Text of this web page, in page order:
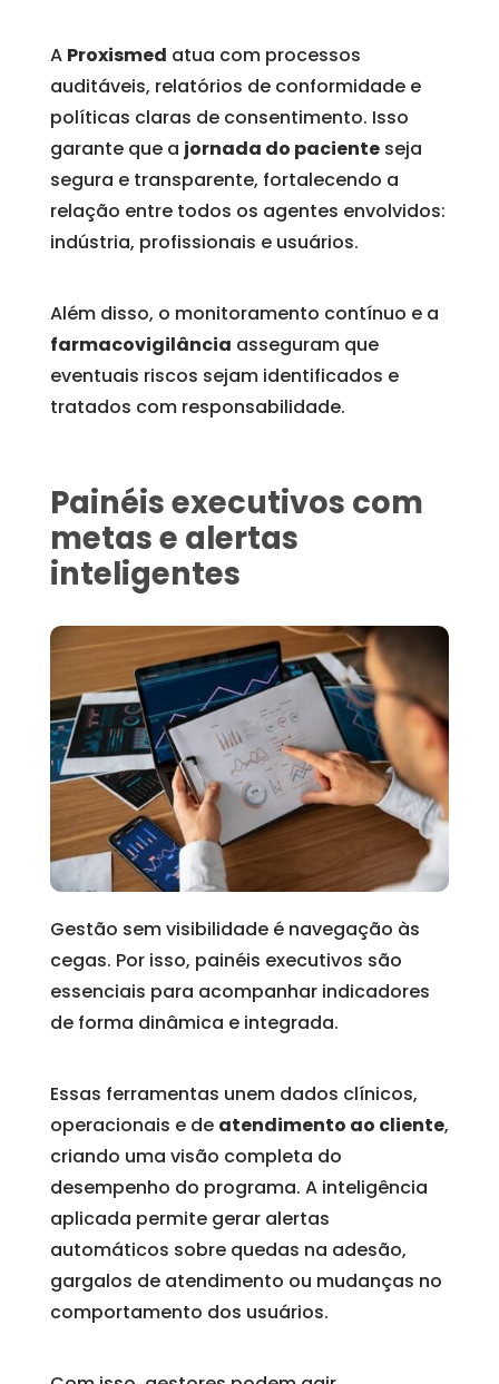
A Proxismed atua com processos
auditáveis, relatórios de conformidade e
políticas claras de consentimento. Isso
garante que a jornada do pacienteseja
segura e transparente, fortalecendo a
relação entre todos os agentes envolvidos:
indústria, profissionais e usuários.
Além disso, o monitoramento contínuo e a
farmacovigilância asseguram que
eventuais riscos sejam identificados e
tratados com responsabilidade.
Painéis executivos com
metas e alertas
inteligentes
Gestão sem visibilidade é navegação às
cegas. Por isso, painéis executivos são
essenciais para acompanhar indicadores
de forma dinâmica e integrada.
Essas ferramentas unem dados clínicos,
operacionais e de atendimento ao cliente,
criando uma visão completa do
desempenho do programa. A inteligência
aplicada permite gerar alertas
automáticos sobre quedas na adesão,
gargalos de atendimento ou mudanças no
comportamento dos usuários.